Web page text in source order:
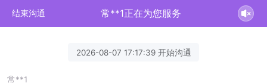
结束沟通 常**1正在为您服务
2026-08-07 17:17:39 开始沟通
常**1